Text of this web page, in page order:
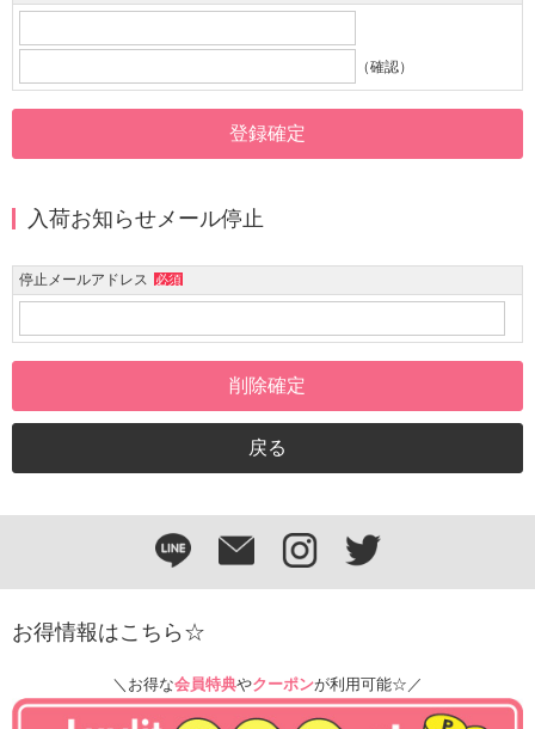
（確認）
入荷お知らせメール停止
停止メールアドレス 必須
お得情報はこちら☆
＼お得な会員特典やクーポンが利用可能☆／